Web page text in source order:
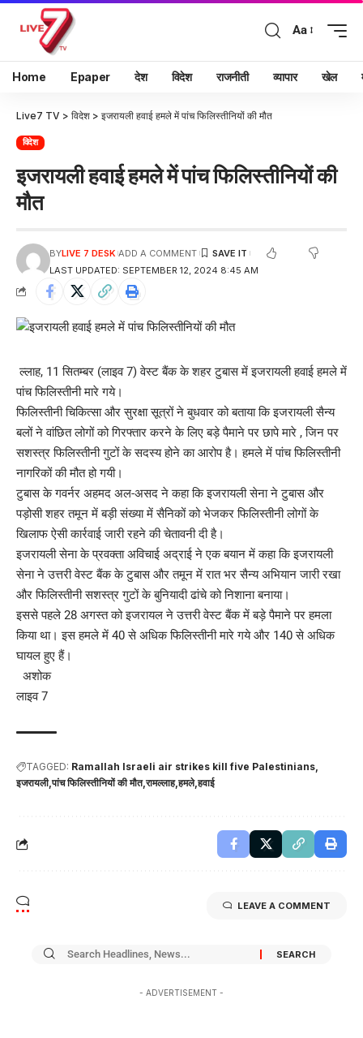
Aa
Home Epaper देश विदेश राजनीती व्यापार खेल
Live7 TV > विदेश > इजरायली हवाई हमले में पांच फिलिस्तीनियों की मौत
विदेश
इजरायली हवाई हमले में पांच फिलिस्तीनियों की
मौत
LAST UPDATED: SEPTEMBER 12, 2024 8:45 AM
BYLIVE 7 DESK ADD A COMMENT
ल्लाह, 11 सितम्बर (लाइव 7) वेस्ट बैंक के शहर टुबास में इजरायली हवाई हमले में
पांच फिलिस्तीनी मारे गये।
फिलिस्तीनी चिकित्सा और सुरक्षा सूत्रों ने बुधवार को बताया कि इजरायली सैन्य
बलों ने वांछित लोगों को गिरफ्तार करने के लिए बड़े पैमाने पर छापे मारे , जिन पर
सशस्त्र फिलिस्तीनी गुटों के सदस्य होने का आरोप है। हमले में पांच फिलिस्तीनी
नागरिकों की मौत हो गयी।
टुबास के गवर्नर अहमद अल-असद ने कहा कि इजरायली सेना ने टुबास और
पड़ोसी शहर तमून में बड़ी संख्या में सैनिकों को भेजकर फिलिस्तीनी लोगों के
खिलाफ ऐसी कार्रवाई जारी रहने की चेतावनी दी है।
इजरायली सेना के प्रवक्ता अविचाई अद्राई ने एक बयान में कहा कि इजरायली
सेना ने उत्तरी वेस्ट बैंक के टुबास और तमून में रात भर सैन्य अभियान जारी रखा
और फिलिस्तीनी सशस्त्र गुटों के बुनियादी ढांचे को निशाना बनाया।
इससे पहले 28 अगस्त को इजरायल ने उत्तरी वेस्ट बैंक में बड़े पैमाने पर हमला
किया था। इस हमले में 40 से अधिक फिलिस्तीनी मारे गये और 140 से अधिक
घायल हुए हैं।
अशोक
लाइव 7
TAGGED: Ramallah Israeli air strikes kill five Palestinians
इजरायली पांच फिलिस्तीनियों की मौत रामल्लाह हमले हवाई
LEAVE A COMMENT
- ADVERTISEMENT -